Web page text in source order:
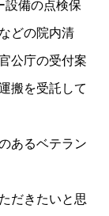
設備の点検保
どの院内清
公庁の受付案
搬を受託して
あるベテラン
だきたいと思